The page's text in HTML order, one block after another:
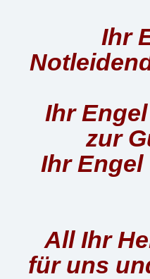
Ihr
Ihr
zur
Ihr
All Ihr
für uns